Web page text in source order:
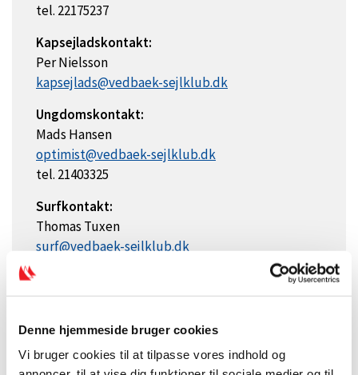
Denne hjemmeside bruger cookies
Vi bruger cookies til at tilpasse vores indhold og
tel. 22175237
Kapsejladskontakt:
Per Nielsson
kapsejlads@vedbaek-sejlklub.dk
Ungdomskontakt:
Mads Hansen
optimist@vedbaek-sejlklub.dk
tel. 21403325
Surfkontakt:
Thomas Tuxen
surf@vedbaek-sejlklub.dk